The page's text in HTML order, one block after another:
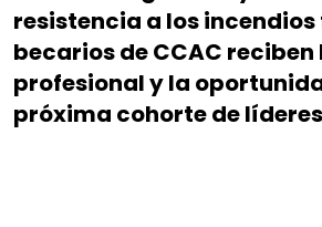
resistencia a los incendios
becarios de CCAC
profesional y la
próxima cohorte de